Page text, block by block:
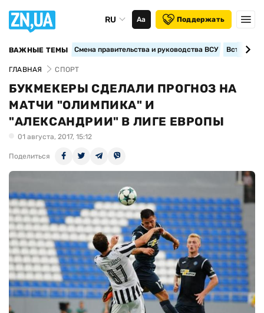
RU Аа Поддержать
ВАЖНЫЕ ТЕМЫ Смена правительства и руководства ВСУ
ГЛАВНАЯ СПОРТ
БУКМЕКЕРЫ СДЕЛАЛИ ПРОГНОЗ НА
МАТЧИ "ОЛИМПИКА" И
"АЛЕКСАНДРИИ" В ЛИГЕ ЕВРОПЫ
01 августа, 2017, 15:12
Поделиться